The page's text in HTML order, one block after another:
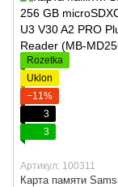
Rozetka
Uklon
−11%
3
3
Артикул: 100311
Карта памяти